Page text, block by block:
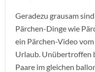
Geradezu grausam
Pärchen-Dinge wie
ein Pärchen-Video
Urlaub. Unübertroffen
Paare im gleichen